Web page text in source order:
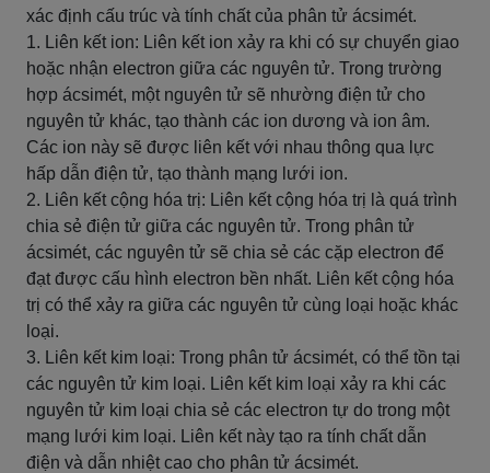
xác định cấu trúc và tính chất của phân tử ácsimét.
1. Liên kết ion: Liên kết ion xảy ra khi có sự chuyển giao
hoặc nhận electron giữa các nguyên tử. Trong trường
hợp ácsimét, một nguyên tử sẽ nhường điện tử cho
nguyên tử khác, tạo thành các ion dương và ion âm.
Các ion này sẽ được liên kết với nhau thông qua lực
hấp dẫn điện tử, tạo thành mạng lưới ion.
2. Liên kết cộng hóa trị: Liên kết cộng hóa trị là quá trình
chia sẻ điện tử giữa các nguyên tử. Trong phân tử
ácsimét, các nguyên tử sẽ chia sẻ các cặp electron để
đạt được cấu hình electron bền nhất. Liên kết cộng hóa
trị có thể xảy ra giữa các nguyên tử cùng loại hoặc khác
loại.
3. Liên kết kim loại: Trong phân tử ácsimét, có thể tồn tại
các nguyên tử kim loại. Liên kết kim loại xảy ra khi các
nguyên tử kim loại chia sẻ các electron tự do trong một
mạng lưới kim loại. Liên kết này tạo ra tính chất dẫn
điện và dẫn nhiệt cao cho phân tử ácsimét.